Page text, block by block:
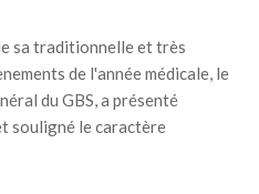
sa traditionnelle et très
de l'année médicale, le
du GBS, a présenté
souligné le caractère